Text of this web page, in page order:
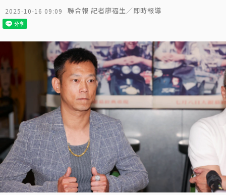
2025-10-16 09:09 聯合報 記者廖福生／即時報導